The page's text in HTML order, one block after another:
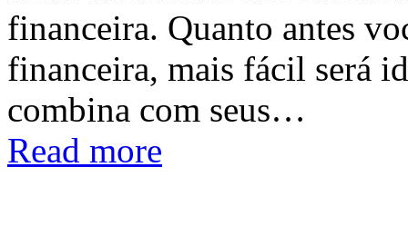
financeira. Quanto antes
financeira, mais fácil será
combina com seus…
Read more